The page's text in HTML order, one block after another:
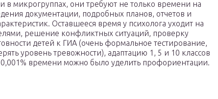
в микрогруппах, они требуют не только времени на
документации, подробных планов, отчетов и
Оставшееся время у психолога уходит на
решение конфликтных ситуаций, проверку
детей к ГИА (очень формальное тестирование,
уровень тревожности), адаптацию 1, 5 и 10 классов
0,001% времени можно было уделить профориентации.